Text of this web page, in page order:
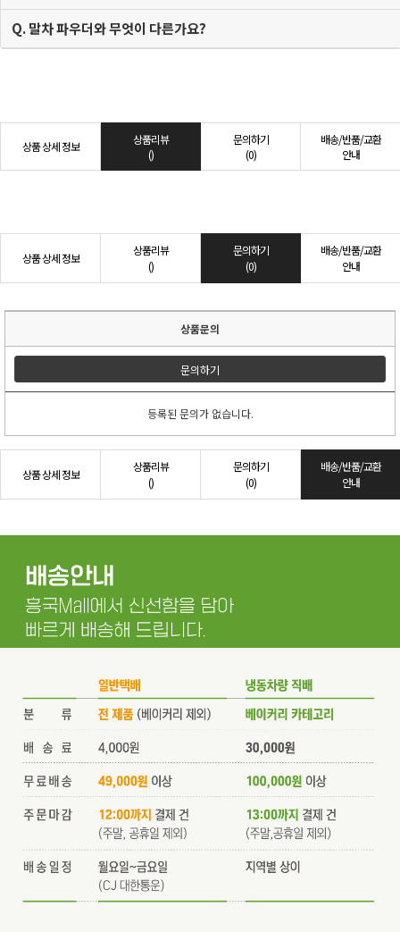
Q. 말차 파우더와 무엇이 다른가요?
상품 상세 정보
상품리뷰
()
문의하기
(0)
배송/반품/교환
안내
상품 상세 정보
상품리뷰
()
문의하기
(0)
배송/반품/교환
안내
상품문의
문의하기
등록된 문의가 없습니다.
상품 상세 정보
상품리뷰
()
문의하기
(0)
배송/반품/교환
안내